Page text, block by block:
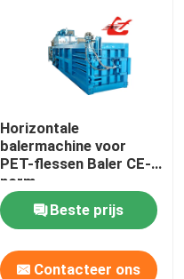
Horizontale
balermachine voor
PET-flessen Baler CE-
norm
Beste prijs
Contacteer ons